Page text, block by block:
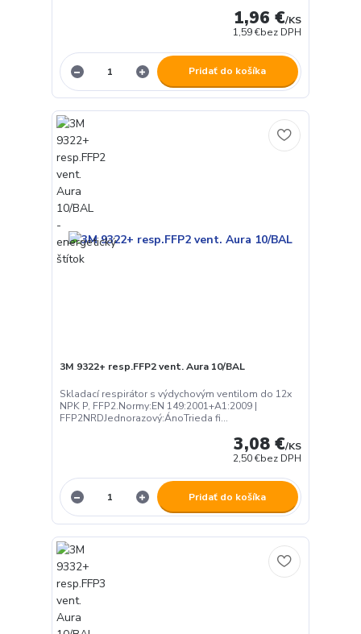
1,96 €/KS
1,59 €bez DPH
Pridať do košíka
3M 9322+ resp.FFP2 vent. Aura 10/BAL
Skladací respirátor s výdychovým ventilom do 12x
NPK P, FFP2.Normy:EN 149:2001+A1:2009 |
FFP2NRDJednorazový:ÁnoTrieda fi...
3,08 €/KS
2,50 €bez DPH
Pridať do košíka